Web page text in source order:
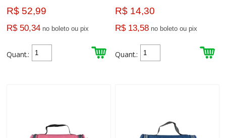
R$ 52,99
R$ 50,34 no boleto ou pix
Quant.:
R$ 14,30
R$ 13,58 no boleto ou pix
Quant.: